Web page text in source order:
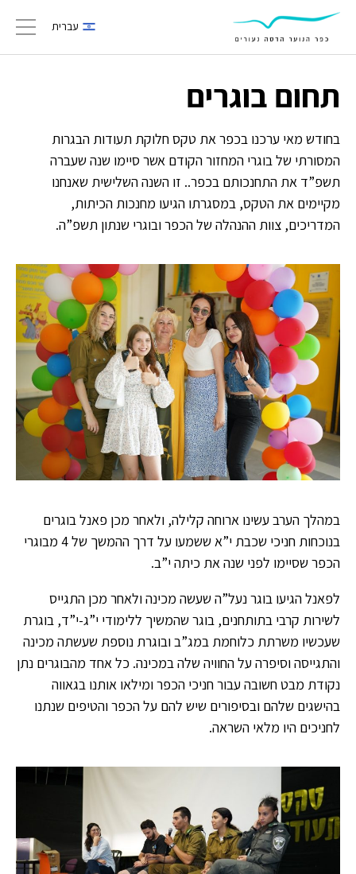
עברית
תחום בוגרים
בחודש מאי ערכנו בכפר את טקס חלוקת תעודות הבגרות
המסורתי של בוגרי המחזור הקודם אשר סיימו שנה שעברה
תשפ”ד את התחנכותם בכפר.. זו השנה השלישית שאנחנו
מקיימים את הטקס, במסגרתו הגיעו מחנכות הכיתות,
המדריכים, צוות ההנהלה של הכפר ובוגרי שנתון תשפ”ה.
במהלך הערב עשינו ארוחה קלילה, ולאחר מכן פאנל בוגרים
בנוכחות חניכי שכבת י”א ששמעו על דרך ההמשך של 4 מבוגרי
הכפר שסיימו לפני שנה את כיתה י”ב.
לפאנל הגיעו בוגר נעל”ה שעשה מכינה ולאחר מכן התגייס
לשירות קרבי בתותחנים, בוגר שהמשיך ללימודי י”ג-י”ד, בוגרת
שעכשיו משרתת כלוחמת במג”ב ובוגרת נוספת שעשתה מכינה
והתגייסה וסיפרה על החוויה שלה במכינה. כל אחד מהבוגרים נתן
נקודת מבט חשובה עבור חניכי הכפר ומילאו אותנו בגאווה
בהישגים שלהם ובסיפורים שיש להם על הכפר והטיפים שנתנו
לחניכים היו מלאי השראה.